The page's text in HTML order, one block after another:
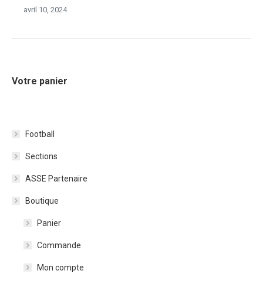
avril 10, 2024
Votre panier
Football
Sections
ASSE Partenaire
Boutique
Panier
Commande
Mon compte